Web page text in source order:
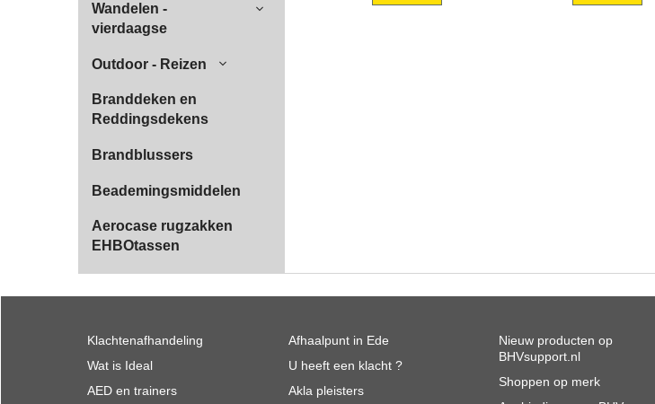
Wandelen -
vierdaagse
Outdoor - Reizen
Branddeken en
Reddingsdekens
Brandblussers
Beademingsmiddelen
Aerocase rugzakken
EHBOtassen
Klachtenafhandeling
Wat is Ideal
AED en trainers
Afhaalpunt in Ede
U heeft een klacht ?
Akla pleisters
Nieuw producten op
BHVsupport.nl
Shoppen op merk